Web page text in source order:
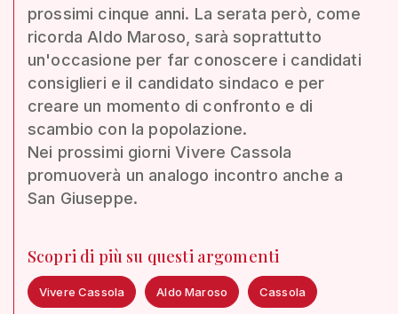
prossimi cinque anni. La serata però, come
ricorda Aldo Maroso, sarà soprattutto
un'occasione per far conoscere i candidati
consiglieri e il candidato sindaco e per
creare un momento di confronto e di
scambio con la popolazione.
Nei prossimi giorni Vivere Cassola
promuoverà un analogo incontro anche a
San Giuseppe.
Scopri di più su questi argomenti
Vivere Cassola Aldo Maroso Cassola